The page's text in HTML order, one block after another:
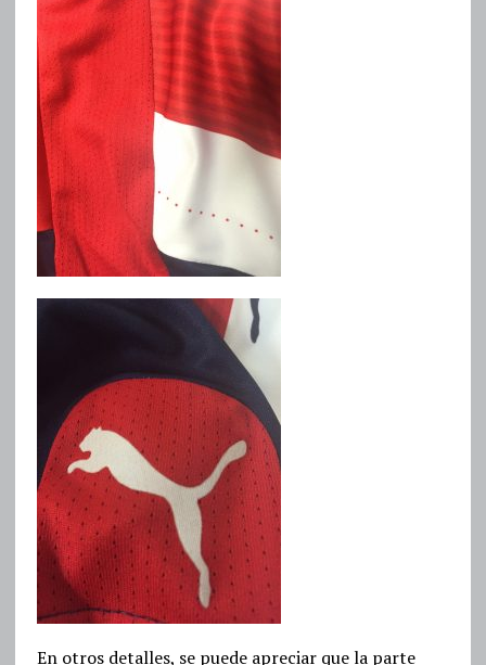
En otros detalles, se puede apreciar que la parte